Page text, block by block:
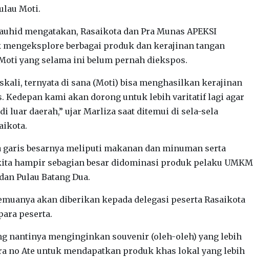
Moti.
mengatakan, Rasaikota dan Pra Munas APEKSI
berbagai produk dan kerajinan tangan
yang selama ini belum pernah diekspos.
ternyata di sana (Moti) bisa menghasilkan kerajinan
Kedepan kami akan dorong untuk lebih varitatif lagi agar
luar daerah,” ujar Marliza saat ditemui di sela-sela
besarnya meliputi makanan dan minuman serta
hampir sebagian besar didominasi produk pelaku UMKM
Pulau Batang Dua.
akan diberikan kepada delegasi peserta Rasaikota
peserta.
nantinya menginginkan souvenir (oleh-oleh) yang lebih
no Ate untuk mendapatkan produk khas lokal yang lebih